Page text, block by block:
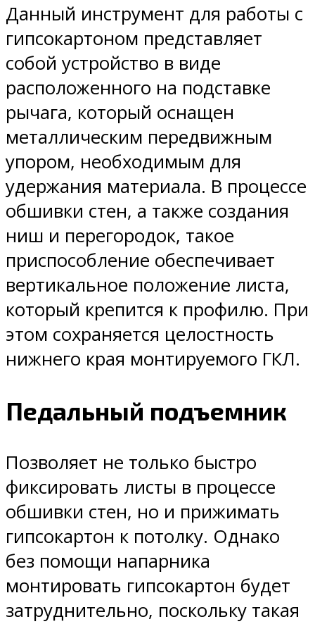
Данный инструмент для работы с
гипсокартоном представляет
собой устройство в виде
расположенного на подставке
рычага, который оснащен
металлическим передвижным
упором, необходимым для
удержания материала. В процессе
обшивки стен, а также создания
ниш и перегородок, такое
приспособление обеспечивает
вертикальное положение листа,
который крепится к профилю. При
этом сохраняется целостность
нижнего края монтируемого ГКЛ.
Педальный подъемник
Позволяет не только быстро
фиксировать листы в процессе
обшивки стен, но и прижимать
гипсокартон к потолку. Однако
без помощи напарника
монтировать гипсокартон будет
затруднительно, поскольку такая